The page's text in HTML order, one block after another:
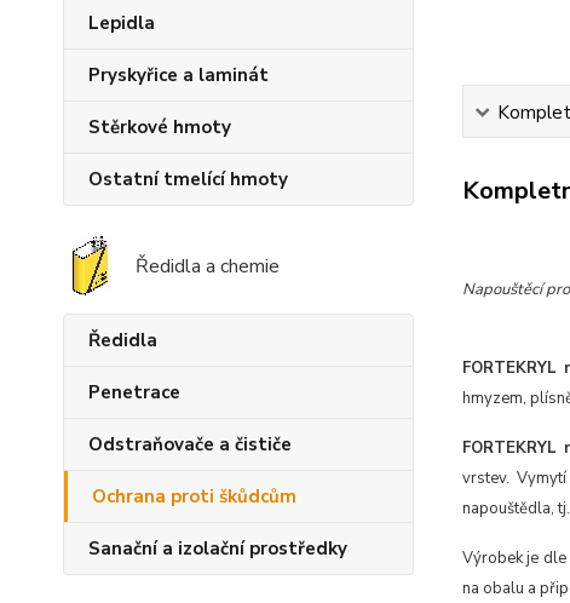
Lepidla
Pryskyřice a laminát
Stěrkové hmoty
Ostatní tmelící hmoty
Ředidla a chemie
Ředidla
Penetrace
Odstraňovače a čističe
Ochrana proti škůdcům
Sanační a izolační prostředky
Napouštěcí
FORTEKRYL
hmyzem,
FORTEKRYL
vrstev.
napouštědla,
Výrobek je
na obalu a